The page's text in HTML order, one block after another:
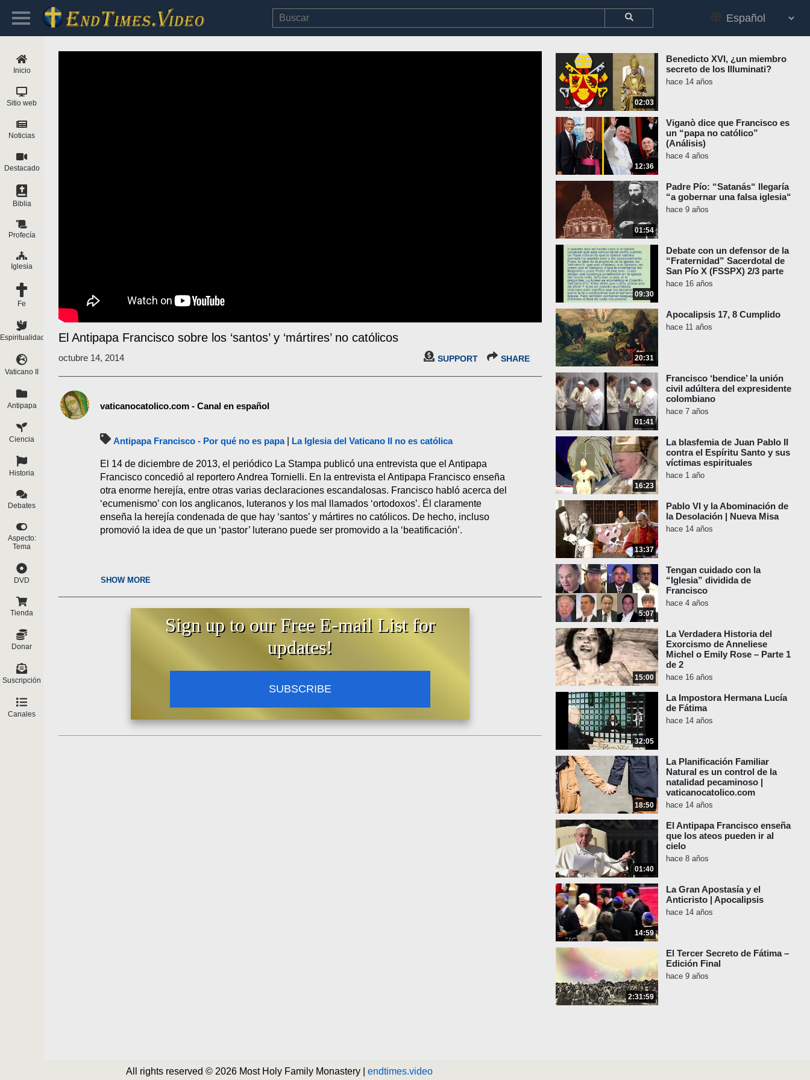
El Antipapa Francisco sobre los ‘santos’ y ‘mártires’ no católicos
octubre 14, 2014 SUPPORT SHARE
vaticanocatolico.com - Canal en español
Antipapa Francisco - Por qué no es papa| La Iglesia del Vaticano II no es católica
El 14 de diciembre de 2013, el periódico La Stampa publicó una entrevista que el Antipapa
Francisco concedió al reportero Andrea Tornielli. En la entrevista el Antipapa Francisco enseña
otra enorme herejía, entre otras varias declaraciones escandalosas. Francisco habló acerca del
‘ecumenismo’ con los anglicanos, luteranos y los mal llamados ‘ortodoxos’. Él claramente
enseña la herejía condenada de que hay ‘santos’ y mártires no católicos. De hecho, incluso
promovió la idea de que un ‘pastor’ luterano puede ser promovido a la ‘beatificación’.
SHOW MORE
Sign up to our Free E-mail List for
updates!
SUBSCRIBE
02:03
Benedicto XVI, ¿un miembro
secreto de los Illuminati?
hace 14 años
12:36
Viganò dice que Francisco es
un “papa no católico”
(Análisis)
hace 4 años
01:54
Padre Pío: “Satanás“ llegaría
“a gobernar una falsa iglesia“
hace 9 años
09:30
Debate con un defensor de la
“Fraternidad” Sacerdotal de
San Pío X (FSSPX) 2/3 parte
hace 16 años
20:31
Apocalipsis 17, 8 Cumplido
hace 11 años
01:41
Francisco ‘bendice’ la unión
civil adúltera del expresidente
colombiano
hace 7 años
16:23
La blasfemia de Juan Pablo II
contra el Espíritu Santo y sus
víctimas espirituales
hace 1 año
13:37
Pablo VI y la Abominación de
la Desolación | Nueva Misa
hace 14 años
5:07
Tengan cuidado con la
“Iglesia” dividida de
Francisco
hace 4 años
15:00
La Verdadera Historia del
Exorcismo de Anneliese
Michel o Emily Rose – Parte 1
de 2
hace 16 años
32:05
La Impostora Hermana Lucía
de Fátima
hace 14 años
18:50
La Planificación Familiar
Natural es un control de la
natalidad pecaminoso |
vaticanocatolico.com
hace 14 años
01:40
El Antipapa Francisco enseña
que los ateos pueden ir al
cielo
hace 8 años
14:59
La Gran Apostasía y el
Anticristo | Apocalipsis
hace 14 años
2:31:59
El Tercer Secreto de Fátima –
Edición Final
hace 9 años
Inicio
Sitio web
Noticias
Destacado
Biblia
Profecía
Iglesia
Fe
Espiritualidad
Vaticano II
Antipapa
Ciencia
Historia
Debates
Aspecto:
Tema
DVD
Tienda
Donar
Suscripción
Canales
All rights reserved © 2026 Most Holy Family Monastery | endtimes.video